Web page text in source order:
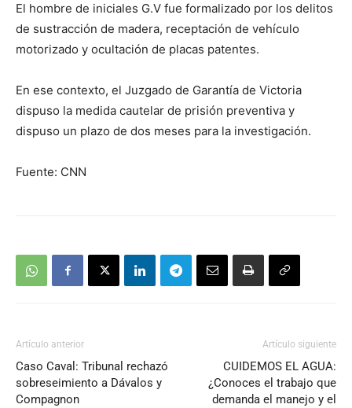
El hombre de iniciales G.V fue formalizado por los delitos
de sustracción de madera, receptación de vehículo
motorizado y ocultación de placas patentes.
En ese contexto, el Juzgado de Garantía de Victoria
dispuso la medida cautelar de prisión preventiva y
dispuso un plazo de dos meses para la investigación.
Fuente: CNN
Artículo anterior
Caso Caval: Tribunal rechazó
sobreseimiento a Dávalos y
Compagnon
Artículo siguiente
CUIDEMOS EL AGUA:
¿Conoces el trabajo que
demanda el manejo y el